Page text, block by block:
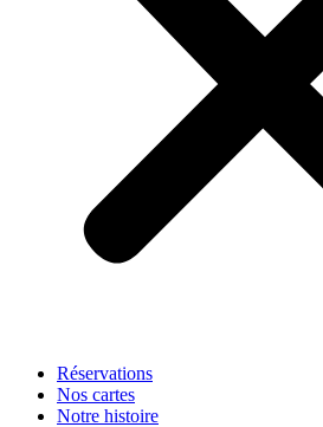
Réservations
Nos cartes
Notre histoire